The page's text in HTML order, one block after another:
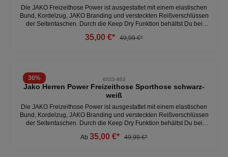
Die JAKO Freizeithose Power ist ausgestattet mit einem elastischen
Bund, Kordelzug, JAKO Branding und versteckten Reißverschlüssen
der Seitentaschen. Durch die Keep Dry Funktion behältst Du bei
Freizeithose der Teamline Power besteht aus 100% recyceltem
Micro-Twill - Elastischer Bund mit Kordelzug und JAKO Branding -
Elastisches Material ohne Innenfutter - Moderner Schnitt in
Knöchellänge- 100 % Polyester (recycelt)Weitere Herren
Trainningshosen unter:Herren- Kleidung- Hosen
35,00 €* 49,99 €*
30% 6523-802
Jako Herren Power Freizeithose Sporthose schwarz-
weiß
Die JAKO Freizeithose Power ist ausgestattet mit einem elastischen
Bund, Kordelzug, JAKO Branding und versteckten Reißverschlüssen
der Seitentaschen. Durch die Keep Dry Funktion behältst Du bei
Freizeithose der Teamline Power besteht aus 100% recyceltem
Ab 35,00 €* 49,99 €*